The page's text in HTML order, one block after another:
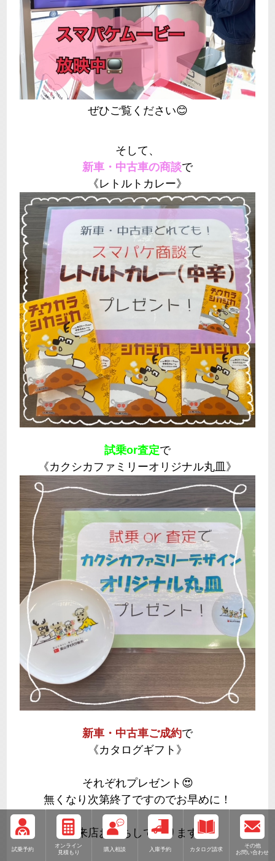
試乗予約
オンライン
見積もり
購入相談 入庫予約 カタログ請求
その他
お問い合わせ
ぜひご覧ください😊
そして、
新車・中古車の商談で
《レトルトカレー》
試乗or査定で
《カクシカファミリーオリジナル丸皿》
新車・中古車ご成約で
《カタログギフト》
それぞれプレゼント😍
無くなり次第終了ですのでお早めに！
ご来店お待ちしております💛